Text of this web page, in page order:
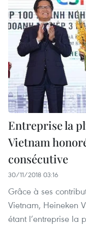
Entreprise la
Vietnam
consécutive
30/11/2018 03:16
Grâce à ses
Vietnam, Heineken
étant l’entreprise la